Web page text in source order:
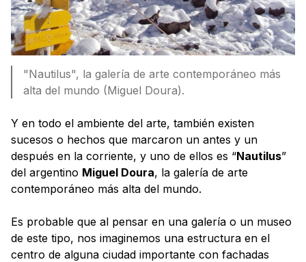
"Nautilus", la galería de arte contemporáneo más
alta del mundo (Miguel Doura).
Y en todo el ambiente del arte, también existen
sucesos o hechos que marcaron un antes y un
después en la corriente, y uno de ellos es “Nautilus”
del argentino Miguel Doura, la galería de arte
contemporáneo más alta del mundo.
Es probable que al pensar en una galería o un museo
de este tipo, nos imaginemos una estructura en el
centro de alguna ciudad importante con fachadas